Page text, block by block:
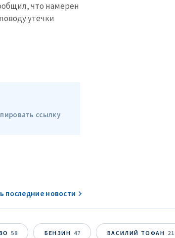
что намерен
утечки
ссылку
последние новости
58 БЕНЗИН 47 ВАСИЛИЙ ТОФАН 21